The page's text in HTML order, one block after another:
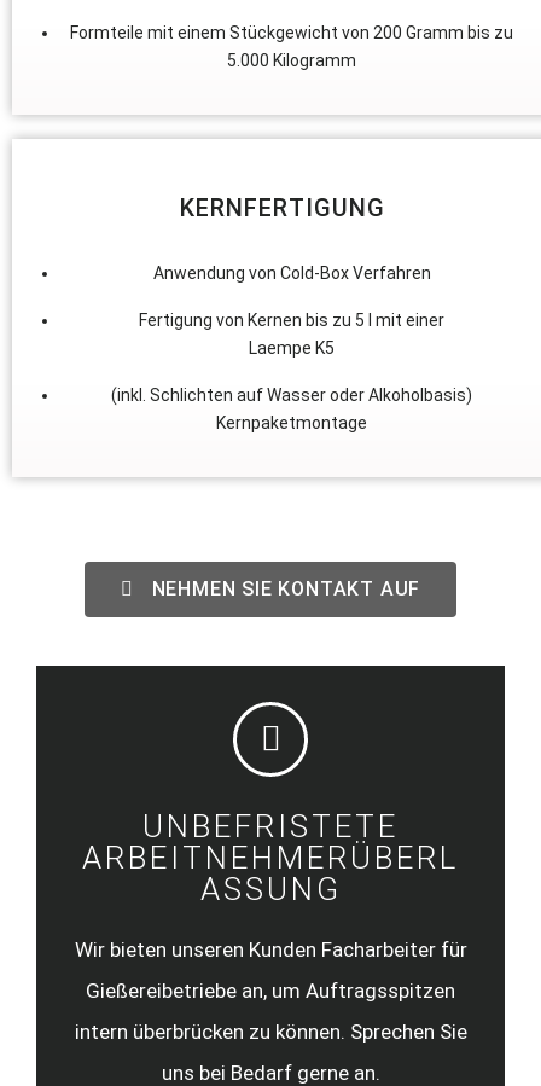
Formteile mit einem Stückgewicht von 200 Gramm bis zu
5.000 Kilogramm
KERNFERTIGUNG
Anwendung von Cold-Box Verfahren
Fertigung von Kernen bis zu 5 l mit einer
Laempe K5
(inkl. Schlichten auf Wasser oder Alkoholbasis)
Kernpaketmontage
NEHMEN SIE KONTAKT AUF
UNBEFRISTETE
ARBEITNEHMERÜBERL
ASSUNG
Wir bieten unseren Kunden Facharbeiter für
Gießereibetriebe an, um Auftragsspitzen
intern überbrücken zu können. Sprechen Sie
uns bei Bedarf gerne an.